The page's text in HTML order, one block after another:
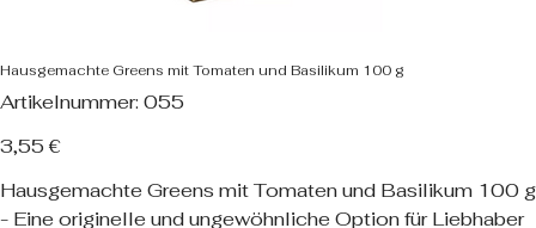
Hausgemachte Greens mit Tomaten und Basilikum 100 g
Artikelnummer: Artikelnummer:
055
055
Preis
3,55 €
Hausgemachte Greens mit Tomaten und Basilikum 100 g
- Eine originelle und ungewöhnliche Option für Liebhaber